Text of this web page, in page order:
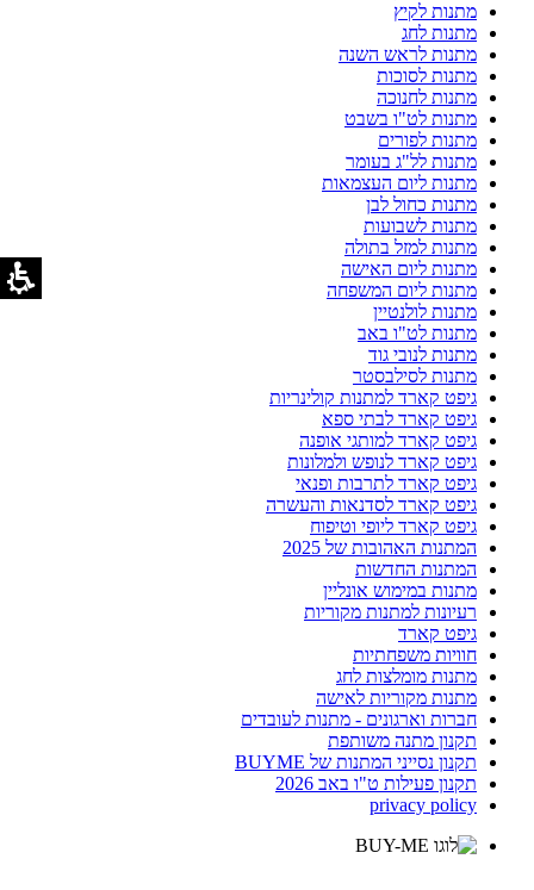
מתנות לקיץ
מתנות לחג
מתנות לראש השנה
מתנות לסוכות
מתנות לחנוכה
מתנות לט"ו בשבט
מתנות לפורים
מתנות לל"ג בעומר
מתנות ליום העצמאות
מתנות כחול לבן
מתנות לשבועות
מתנות למזל בתולה
מתנות ליום האישה
מתנות ליום המשפחה
מתנות לולנטיין
מתנות לט"ו באב
מתנות לנובי גוד
מתנות לסילבסטר
גיפט קארד למתנות קולינריות
גיפט קארד לבתי ספא
גיפט קארד למותגי אופנה
גיפט קארד לנופש ולמלונות
גיפט קארד לתרבות ופנאי
גיפט קארד לסדנאות והעשרה
גיפט קארד ליופי וטיפוח
המתנות האהובות של 2025
המתנות החדשות
מתנות במימוש אונליין
רעיונות למתנות מקוריות
גיפט קארד
חוויות משפחתיות
מתנות מומלצות לחג
מתנות מקוריות לאישה
חברות וארגונים - מתנות לעובדים
תקנון מתנה משותפת
תקנון נסייני המתנות של BUYME
תקנון פעילות ט"ו באב 2026
privacy policy